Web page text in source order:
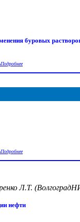
буровых
Подробнее
Подробнее
Л.Т.
нефти